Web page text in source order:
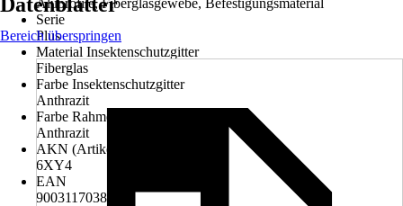
Aluprofile, Fiberglasgewebe, Befestigungsmaterial
Serie
Plus
Material Insektenschutzgitter
Fiberglas
Farbe Insektenschutzgitter
Anthrazit
Farbe Rahmen
Anthrazit
AKN (Artikelkurznummer)
6XY4
EAN
9003117038950
Bereich überspringen